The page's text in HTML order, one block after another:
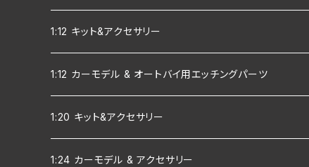
1:12 キット&アクセサリー
1:12 カーモデル & オートバイ用エッチングパーツ
1:20 キット&アクセサリー
1:24 カーモデル & アクセサリー